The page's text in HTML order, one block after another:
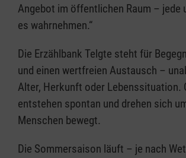
Angebot im öffentlichen Raum – jede
es wahrnehmen.“
Die Erzählbank Telgte steht für
und einen wertfreien Austausch –
Alter, Herkunft oder Lebenssituation.
entstehen spontan und drehen sich
Menschen bewegt.
Die Sommersaison läuft – je nach